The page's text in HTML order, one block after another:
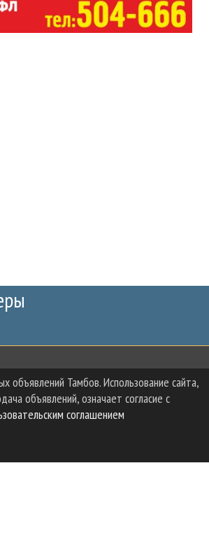
объявлений Тамбов. Использование сайта,
объявлений, означает согласие с
соглашением